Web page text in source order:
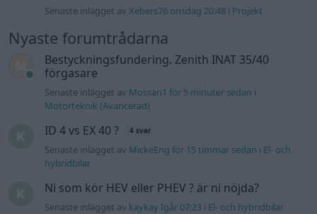
Senaste inlägget avXebers76 onsdag 20:48 i Projekt
Nyaste forumtrådarna
Bestyckningsfundering. Zenith INAT 35/40
förgasare
Senaste inlägget av Mossan1 för 5 minuter sedan i
Motorteknik (Avancerad)
ID 4 vs EX 40 ? 4 svar
Senaste inlägget av MickeEng för 15 timmar sedan i El- och
hybridbilar
Ni som kör HEV eller PHEV ? är ni nöjda?
Senaste inlägget av kaykay Igår 07:23 i El- och hybridbilar